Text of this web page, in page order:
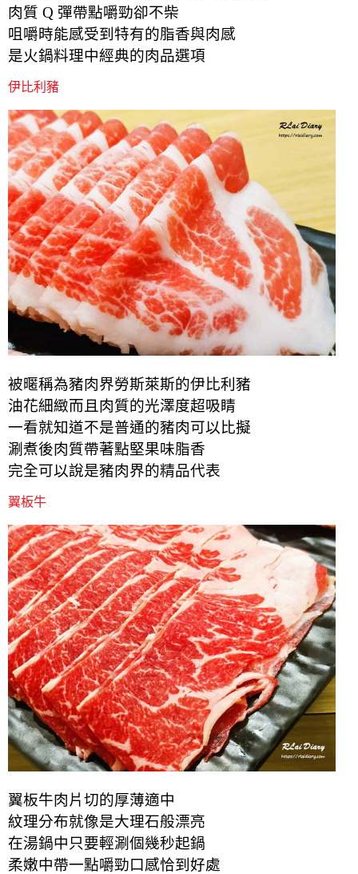
肉質 Q 彈帶點嚼勁卻不柴
咀嚼時能感受到特有的脂香與肉感
是火鍋料理中經典的肉品選項
伊比利豬
被暱稱為豬肉界勞斯萊斯的伊比利豬
油花細緻而且肉質的光澤度超吸睛
一看就知道不是普通的豬肉可以比擬
涮煮後肉質帶著點堅果味脂香
完全可以說是豬肉界的精品代表
翼板牛
翼板牛肉片切的厚薄適中
紋理分布就像是大理石般漂亮
在湯鍋中只要輕涮個幾秒起鍋
柔嫩中帶一點嚼勁口感恰到好處